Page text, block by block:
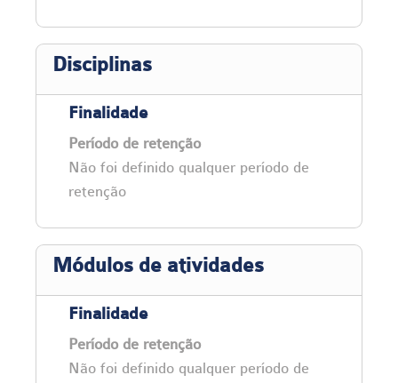
Disciplinas
Finalidade
Período de retenção
Não foi definido qualquer período de
retenção
Módulos de atividades
Finalidade
Período de retenção
Não foi definido qualquer período de